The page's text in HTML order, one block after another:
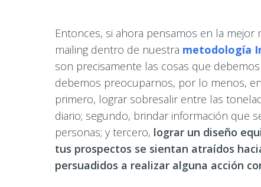
Entonces, si ahora pensamos en la
mailing dentro de nuestra metodología
son precisamente las cosas que
debemos preocuparnos, por lo menos,
primero, lograr sobresalir entre las
diario; segundo, brindar información que
personas; y tercero, lograr un diseño
tus prospectos se sientan atraídos
persuadidos a realizar alguna acción